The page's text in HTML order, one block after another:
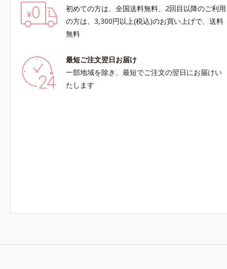
初めての方は、全国送料無料、2回目以降のご利用
の方は、3,300円以上(税込)のお買い上げで、送料
無料
最短ご注文翌日お届け
一部地域を除き、最短でご注文の翌日にお届けい
たします